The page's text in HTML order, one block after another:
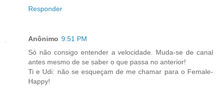
Responder
Anônimo 9:51 PM
Só não consigo entender a velocidade. Muda-se de canal
antes mesmo de se saber o que passa no anterior!
Ti e Udi: não se esqueçam de me chamar para o Female-
Happy!